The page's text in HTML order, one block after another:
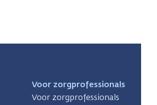
Voor zorgprofessionals
Voor zorgprofessionals